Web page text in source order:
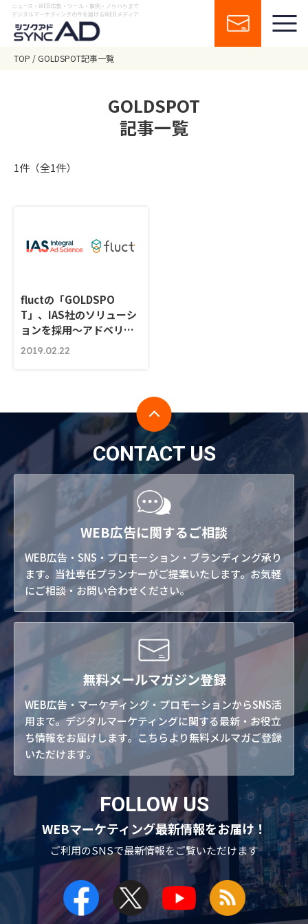
ニュース・WEB広告・ツール・事例・ノウハウまで
デジタルマーケティングの今を届けるWEBメディア
TOP GOLDSPOT記事一覧
GOLDSPOT
記事一覧
1件（全1件）
fluctの「GOLDSPO
T」、IAS社のソリューシ
ョンを採用～アドベリ…
2019.02.22
CONTACT US
WEB広告に関するご相談
WEB広告・SNS・プロモーション・ブランディング承り
ます。当社専任プランナーがご提案いたします。お気軽
にご相談・お問い合わせください。
無料メールマガジン登録
WEB広告・マーケティング・プロモーションからSNS活
用まで。デジタルマーケティングに関する最新・お役立
ち情報をお届けします。こちらより無料メルマガご登録
いただけます。
FOLLOW US
WEBマーケティング最新情報をお届け！
ご利用のSNSで最新情報をご覧いただけます